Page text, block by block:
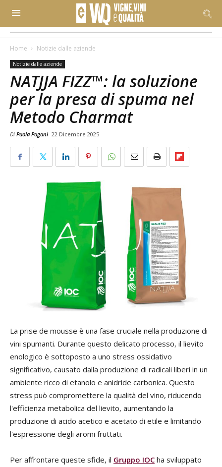
Home Notizie dalle aziende
Notizie dalle aziende
NATJJA FIZZ™: la soluzione
per la presa di spuma nel
Metodo Charmat
Di Paola Pagani 22 Dicembre 2025
La prise de mousse è una fase cruciale nella produzione di
vini spumanti. Durante questo delicato processo, il lievito
enologico è sottoposto a uno stress ossidativo
significativo, causato dalla produzione di radicali liberi in un
ambiente ricco di etanolo e anidride carbonica. Questo
stress può compromettere la qualità del vino, riducendo
l'efficienza metabolica del lievito, aumentando la
produzione di acido acetico e acetato di etile e limitando
l'espressione degli aromi fruttati.
Per affrontare queste sfide, il Gruppo IOC ha sviluppato